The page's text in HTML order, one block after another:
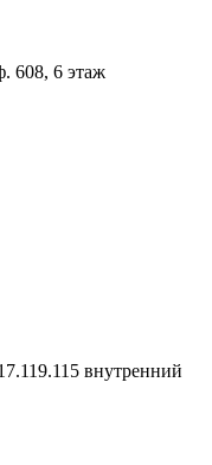
608, 6 этаж
внутренний